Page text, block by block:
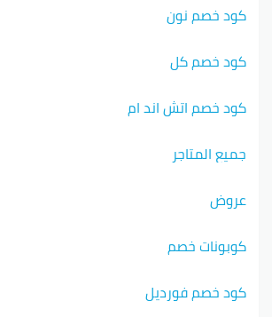
كود خصم نون
كود خصم كل
كود خصم اتش اند ام
جميع المتاجر
عروض
كوبونات خصم
كود خصم فورديل